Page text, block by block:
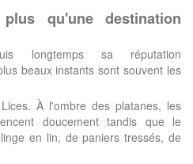
qu'une destination
longtemps sa réputation
beaux instants sont souvent les
À l'ombre des platanes, les
doucement tandis que le
en lin, de paniers tressés, de